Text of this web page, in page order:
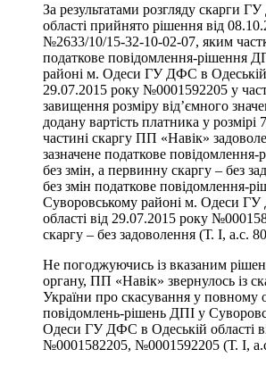
За результатами розгляду скарги
області прийнято рішення від
№2633/10/15-32-10-02-07, яким
податкове повідомлення-рішення
районі м. Одеси ГУ ДФС в Одеській
29.07.2015 року №0001592205 у
завищення розміру від’ємного
додану вартість платника у розмірі
частині скаргу ПП «Навік»
зазначене податкове
без змін, а первинну скаргу – без
без змін податкове повідомлення-
Суворовському районі м. Одеси
області від 29.07.2015 року
скаргу – без задоволення (Т. І, а.с.
Не погоджуючись із вказаним
органу, ПП «Навік» звернулось із
України про скасування у повному
повідомлень-рішень ДПІ у
Одеси ГУ ДФС в Одеській області
№0001582205, №0001592205 (Т. І,